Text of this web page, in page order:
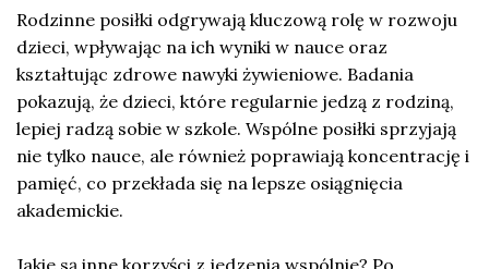
Rodzinne posiłki odgrywają kluczową rolę w rozwoju
dzieci, wpływając na ich wyniki w nauce oraz
kształtując zdrowe nawyki żywieniowe. Badania
pokazują, że dzieci, które regularnie jedzą z rodziną,
lepiej radzą sobie w szkole. Wspólne posiłki sprzyjają
nie tylko nauce, ale również poprawiają koncentrację i
pamięć, co przekłada się na lepsze osiągnięcia
akademickie.
Jakie są inne korzyści z jedzenia wspólnie? Po